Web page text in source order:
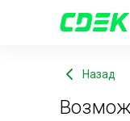
поддержки
Назад